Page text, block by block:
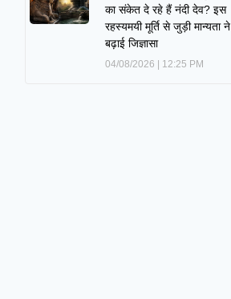
का संकेत दे रहे हैं नंदी देव? इस
रहस्यमयी मूर्ति से जुड़ी मान्यता ने
बढ़ाई जिज्ञासा
04/08/2026 12:25 PM